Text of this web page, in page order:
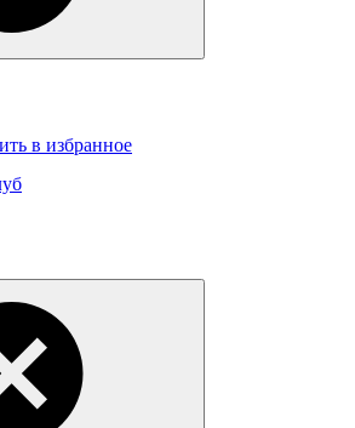
в избранное